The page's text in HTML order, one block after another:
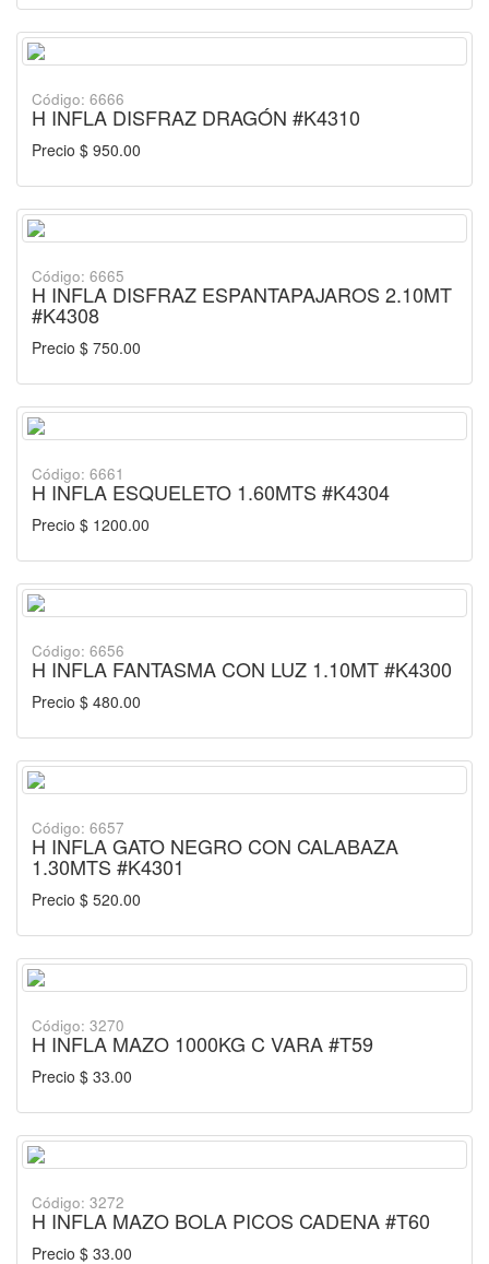
Código: 6666
H INFLA DISFRAZ DRAGÓN #K4310
Precio $ 950.00
Código: 6665
H INFLA DISFRAZ ESPANTAPAJAROS 2.10MT
#K4308
Precio $ 750.00
Código: 6661
H INFLA ESQUELETO 1.60MTS #K4304
Precio $ 1200.00
Código: 6656
H INFLA FANTASMA CON LUZ 1.10MT #K4300
Precio $ 480.00
Código: 6657
H INFLA GATO NEGRO CON CALABAZA
1.30MTS #K4301
Precio $ 520.00
Código: 3270
H INFLA MAZO 1000KG C VARA #T59
Precio $ 33.00
Código: 3272
H INFLA MAZO BOLA PICOS CADENA #T60
Precio $ 33.00